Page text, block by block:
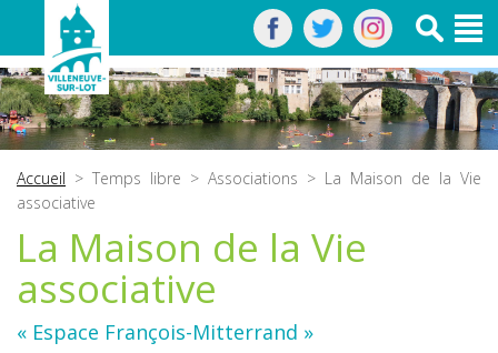
Accueil > Temps libre > Associations > La Maison de la Vie
associative
La Maison de la Vie
associative
« Espace François-Mitterrand »